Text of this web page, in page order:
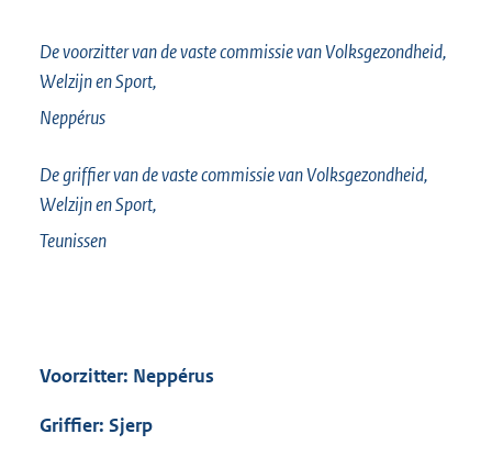
De voorzitter van de vaste commissie van Volksgezondheid,
Welzijn en Sport,
Neppérus
De griffier van de vaste commissie van Volksgezondheid,
Welzijn en Sport,
Teunissen
Voorzitter: Neppérus
Griffier: Sjerp